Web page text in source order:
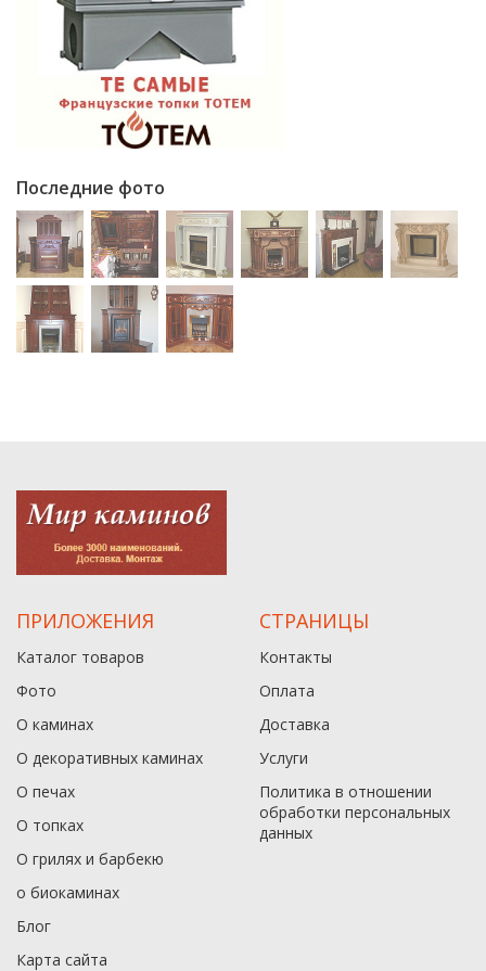
Последние фото
ПРИЛОЖЕНИЯ
Каталог товаров
Фото
О каминах
О декоративных каминах
О печах
О топках
О грилях и барбекю
о биокаминах
Блог
Карта сайта
СТРАНИЦЫ
Контакты
Оплата
Доставка
Услуги
Политика в отношении
обработки персональных
данныx